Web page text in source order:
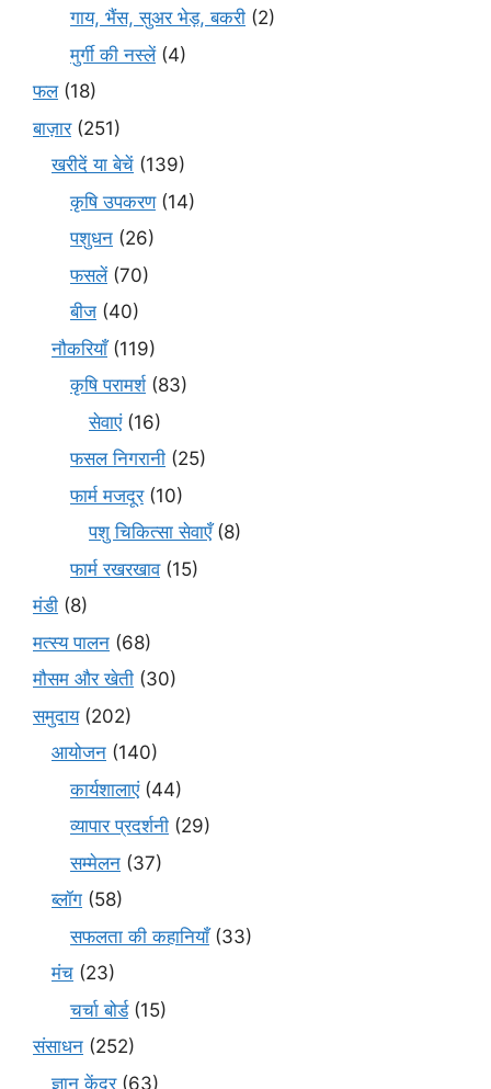
गाय, भैंस, सुअर भेड़, बकरी (2)
मुर्गी की नस्लें(4)
फल(18)
बाज़ार(251)
खरीदें या बेचें (139)
कृषि उपकरण(14)
पशुधन (26)
फसलें(70)
बीज (40)
नौकरियाँ(119)
कृषि परामर्श(83)
सेवाएं(16)
फसल निगरानी (25)
फार्म मजदूर(10)
पशु चिकित्सा सेवाएँ(8)
फार्म रखरखाव(15)
मंडी (8)
मत्स्य पालन (68)
मौसम और खेती (30)
समुदाय(202)
आयोजन (140)
कार्यशालाएं(44)
व्यापार प्रदर्शनी (29)
सम्मेलन (37)
ब्लॉग (58)
सफलता की कहानियाँ(33)
मंच (23)
चर्चा बोर्ड(15)
संसाधन (252)
ज्ञान केंद्र(63)